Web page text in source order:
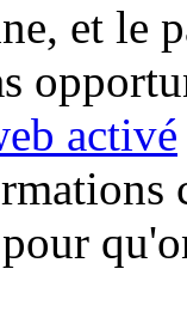
et le
activé